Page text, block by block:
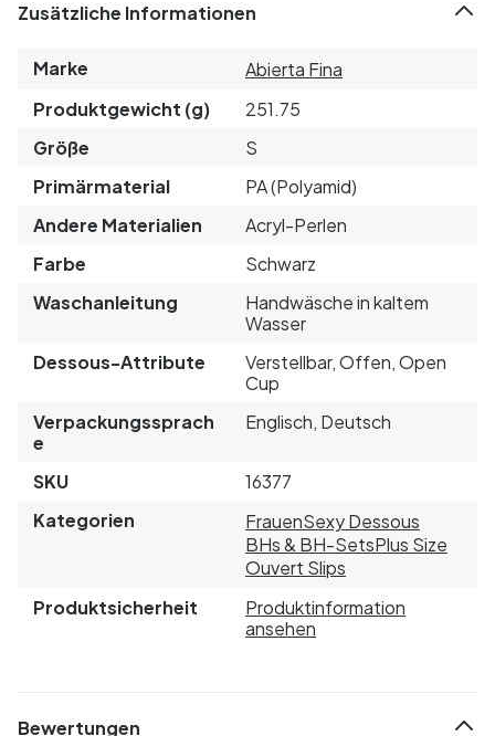
Zusätzliche Informationen
Marke
Abierta Fina
Produktgewicht (g)
251.75
Größe
S
Primärmaterial
PA (Polyamid)
Andere Materialien
Acryl-Perlen
Farbe
Schwarz
Waschanleitung
Handwäsche in kaltem
Wasser
Dessous-Attribute
Verstellbar, Offen, Open
Cup
Verpackungssprach
e
Englisch, Deutsch
SKU
16377
Kategorien
FrauenSexy Dessous
BHs & BH-SetsPlus Size
Ouvert Slips
Produktsicherheit
Produktinformation
ansehen
Bewertungen